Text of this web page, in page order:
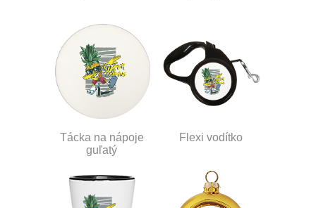
Tácka na nápoje
guľatý
Flexi vodítko